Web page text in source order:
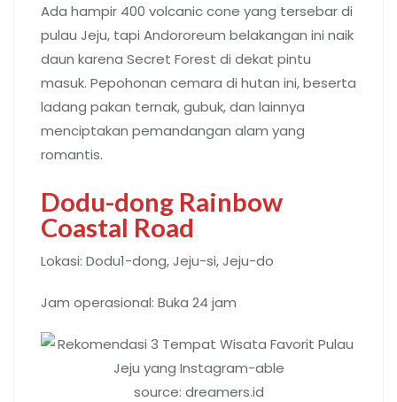
Ada hampir 400 volcanic cone yang tersebar di
pulau Jeju, tapi Andororeum belakangan ini naik
daun karena Secret Forest di dekat pintu
masuk. Pepohonan cemara di hutan ini, beserta
ladang pakan ternak, gubuk, dan lainnya
menciptakan pemandangan alam yang
romantis.
Dodu-dong Rainbow
Coastal Road
Lokasi: Dodu1-dong, Jeju-si, Jeju-do
Jam operasional: Buka 24 jam
source: dreamers.id